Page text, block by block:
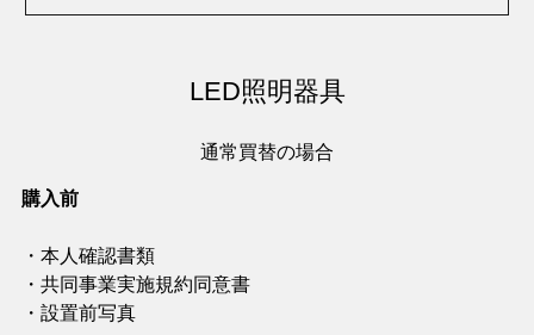
LED照明器具
通常買替の場合
購入前
・本人確認書類
・共同事業実施規約同意書
・設置前写真